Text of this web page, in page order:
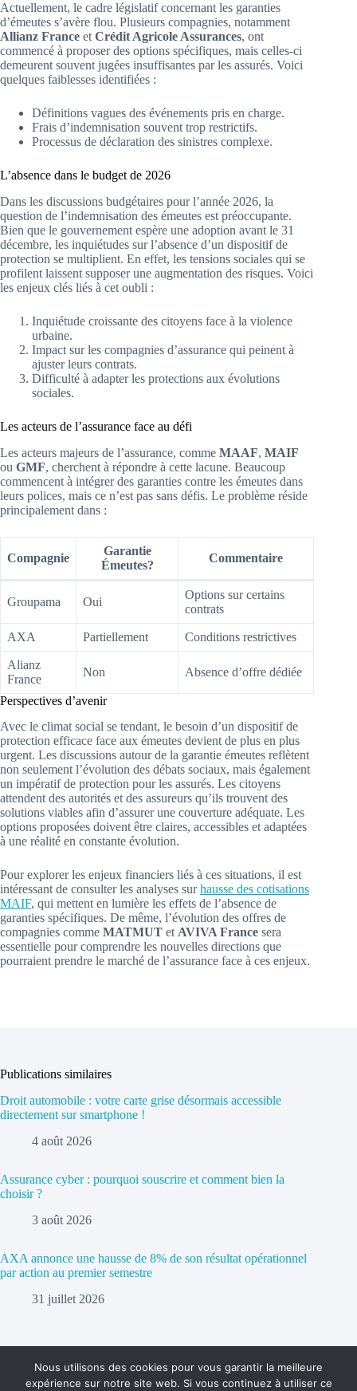
Actuellement, le cadre législatif concernant les garanties
d’émeutes s’avère flou. Plusieurs compagnies, notamment
Allianz France et Crédit Agricole Assurances, ont
commencé à proposer des options spécifiques, mais celles-ci
demeurent souvent jugées insuffisantes par les assurés. Voici
quelques faiblesses identifiées :
Définitions vagues des événements pris en charge.
Frais d’indemnisation souvent trop restrictifs.
Processus de déclaration des sinistres complexe.
L’absence dans le budget de 2026
Dans les discussions budgétaires pour l’année 2026, la
question de l’indemnisation des émeutes est préoccupante.
Bien que le gouvernement espère une adoption avant le 31
décembre, les inquiétudes sur l’absence d’un dispositif de
protection se multiplient. En effet, les tensions sociales qui se
profilent laissent supposer une augmentation des risques. Voici
les enjeux clés liés à cet oubli :
Inquiétude croissante des citoyens face à la violence
urbaine.
Impact sur les compagnies d’assurance qui peinent à
ajuster leurs contrats.
Difficulté à adapter les protections aux évolutions
sociales.
Les acteurs de l’assurance face au défi
Les acteurs majeurs de l’assurance, comme MAAF, MAIF
ou GMF, cherchent à répondre à cette lacune. Beaucoup
commencent à intégrer des garanties contre les émeutes dans
leurs polices, mais ce n’est pas sans défis. Le problème réside
principalement dans :
Compagnie
Garantie
Émeutes?
Commentaire
Groupama Oui
Options sur certains
contrats
AXA Partiellement Conditions restrictives
Alianz
France
Non Absence d’offre dédiée
Perspectives d’avenir
Avec le climat social se tendant, le besoin d’un dispositif de
protection efficace face aux émeutes devient de plus en plus
urgent. Les discussions autour de la garantie émeutes reflètent
non seulement l’évolution des débats sociaux, mais également
un impératif de protection pour les assurés. Les citoyens
attendent des autorités et des assureurs qu’ils trouvent des
solutions viables afin d’assurer une couverture adéquate. Les
options proposées doivent être claires, accessibles et adaptées
à une réalité en constante évolution.
Pour explorer les enjeux financiers liés à ces situations, il est
intéressant de consulter les analyses surhausse des cotisations
MAIF, qui mettent en lumière les effets de l’absence de
garanties spécifiques. De même, l’évolution des offres de
compagnies comme MATMUT etAVIVA France sera
essentielle pour comprendre les nouvelles directions que
pourraient prendre le marché de l’assurance face à ces enjeux.
Publications similaires
Droit automobile : votre carte grise désormais accessible
directement sur smartphone !
4 août 2026
Assurance cyber : pourquoi souscrire et comment bien la
choisir ?
3 août 2026
AXA annonce une hausse de 8% de son résultat opérationnel
par action au premier semestre
31 juillet 2026
Nous utilisons des cookies pour vous garantir la meilleure
expérience sur notre site web. Si vous continuez à utiliser ce